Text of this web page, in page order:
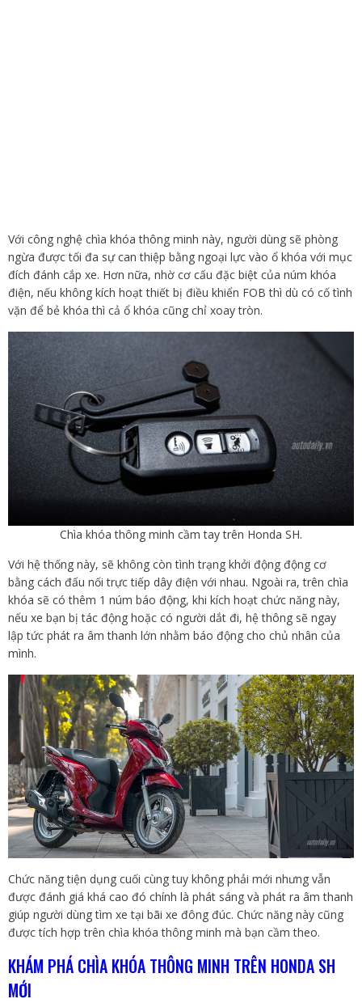
Với công nghệ chìa khóa thông minh này, người dùng sẽ phòng
ngừa được tối đa sự can thiệp bằng ngoại lực vào ổ khóa với mục
đích đánh cắp xe. Hơn nữa, nhờ cơ cấu đặc biệt của núm khóa
điện, nếu không kích hoạt thiết bị điều khiển FOB thì dù có cố tình
vặn để bẻ khóa thì cả ổ khóa cũng chỉ xoay tròn.
Chìa khóa thông minh cầm tay trên Honda SH.
Với hệ thống này, sẽ không còn tình trạng khởi động động cơ
bằng cách đấu nối trực tiếp dây điện với nhau. Ngoài ra, trên chìa
khóa sẽ có thêm 1 núm báo động, khi kích hoạt chức năng này,
nếu xe bạn bị tác động hoặc có người dắt đi, hệ thông sẽ ngay
lập tức phát ra âm thanh lớn nhằm báo động cho chủ nhân của
mình.
Chức năng tiện dụng cuối cùng tuy không phải mới nhưng vẫn
được đánh giá khá cao đó chính là phát sáng và phát ra âm thanh
giúp người dùng tìm xe tại bãi xe đông đúc. Chức năng này cũng
được tích hợp trên chìa khóa thông minh mà bạn cầm theo.
KHÁM PHÁ CHÌA KHÓA THÔNG MINH TRÊN HONDA SH
MỚI